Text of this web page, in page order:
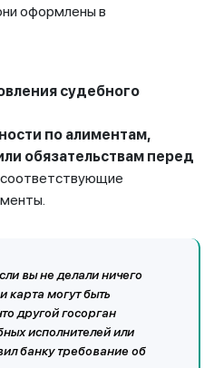
оформлены в
судебного
по алиментам,
обязательствам перед
вы не делали ничего
карта могут быть
другой госорган
исполнителей или
банку требование об